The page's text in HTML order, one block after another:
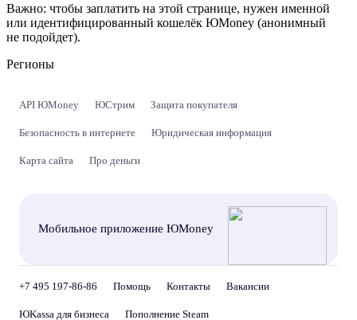
Важно: чтобы заплатить на этой странице, нужен именной
или идентифицированный кошелёк ЮMoney (анонимный
не подойдет).
Регионы
API ЮMoney ЮСтрим Защита покупателя
Безопасность в интернете Юридическая информация
Карта сайта Про деньги
Мобильное приложение ЮMoney
+7 495 197-86-86 Помощь Контакты Вакансии
ЮKassa для бизнеса Пополнение Steam